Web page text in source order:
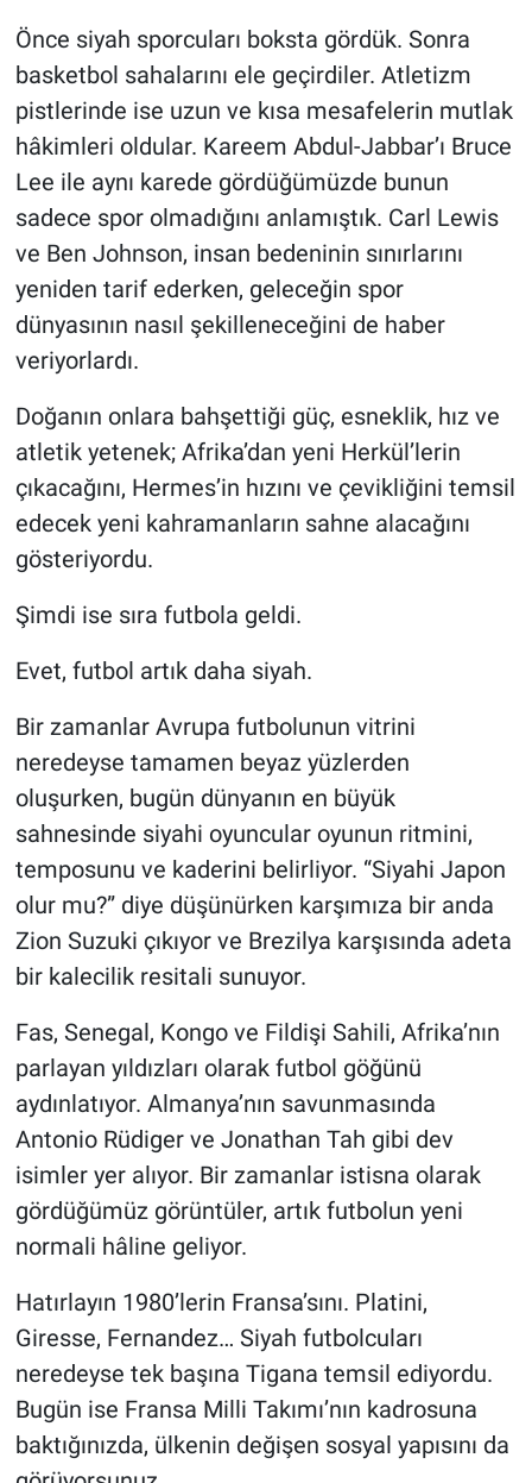
Önce siyah sporcuları boksta gördük. Sonra
basketbol sahalarını ele geçirdiler. Atletizm
pistlerinde ise uzun ve kısa mesafelerin mutlak
hâkimleri oldular. Kareem Abdul-Jabbar’ı Bruce
Lee ile aynı karede gördüğümüzde bunun
sadece spor olmadığını anlamıştık. Carl Lewis
ve Ben Johnson, insan bedeninin sınırlarını
yeniden tarif ederken, geleceğin spor
dünyasının nasıl şekilleneceğini de haber
veriyorlardı.
Doğanın onlara bahşettiği güç, esneklik, hız ve
atletik yetenek; Afrika’dan yeni Herkül’lerin
çıkacağını, Hermes’in hızını ve çevikliğini temsil
edecek yeni kahramanların sahne alacağını
gösteriyordu.
Şimdi ise sıra futbola geldi.
Evet, futbol artık daha siyah.
Bir zamanlar Avrupa futbolunun vitrini
neredeyse tamamen beyaz yüzlerden
oluşurken, bugün dünyanın en büyük
sahnesinde siyahi oyuncular oyunun ritmini,
temposunu ve kaderini belirliyor. “Siyahi Japon
olur mu?” diye düşünürken karşımıza bir anda
Zion Suzuki çıkıyor ve Brezilya karşısında adeta
bir kalecilik resitali sunuyor.
Fas, Senegal, Kongo ve Fildişi Sahili, Afrika’nın
parlayan yıldızları olarak futbol göğünü
aydınlatıyor. Almanya’nın savunmasında
Antonio Rüdiger ve Jonathan Tah gibi dev
isimler yer alıyor. Bir zamanlar istisna olarak
gördüğümüz görüntüler, artık futbolun yeni
normali hâline geliyor.
Hatırlayın 1980’lerin Fransa’sını. Platini,
Giresse, Fernandez… Siyah futbolcuları
neredeyse tek başına Tigana temsil ediyordu.
Bugün ise Fransa Milli Takımı’nın kadrosuna
baktığınızda, ülkenin değişen sosyal yapısını da